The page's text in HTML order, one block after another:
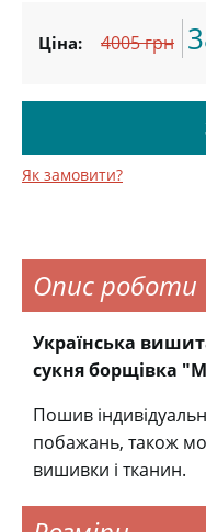
Ціна: 4005 грн
Як замовити?
Опис роботи
Українська
сукня борщівка
Пошив
побажань, також
вишивки і тканин.